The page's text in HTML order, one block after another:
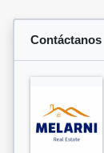
Contáctanos